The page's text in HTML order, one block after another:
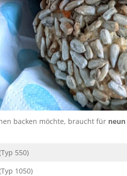
backen möchte, braucht für
550)
1050)